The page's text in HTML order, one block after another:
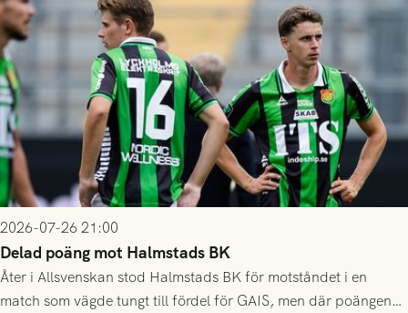
2026-07-26 21:00
Delad poäng mot Halmstads BK
Åter i Allsvenskan stod Halmstads BK för motståndet i en
match som vägde tungt till fördel för GAIS, men där poängen